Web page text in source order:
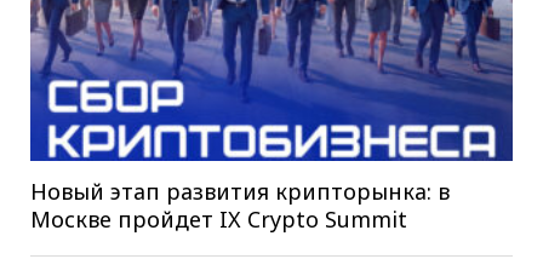
Новый этап развития крипторынка: в
Москве пройдет IX Crypto Summit